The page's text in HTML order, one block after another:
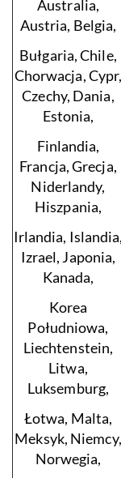
Australia,
Austria, Belgia,
Bułgaria, Chile,
Chorwacja, Cypr,
Czechy, Dania,
Estonia,
Finlandia,
Francja, Grecja,
Niderlandy,
Hiszpania,
Irlandia, Islandia,
Izrael, Japonia,
Kanada,
Korea
Południowa,
Liechtenstein,
Litwa,
Luksemburg,
Łotwa, Malta,
Meksyk, Niemcy,
Norwegia,